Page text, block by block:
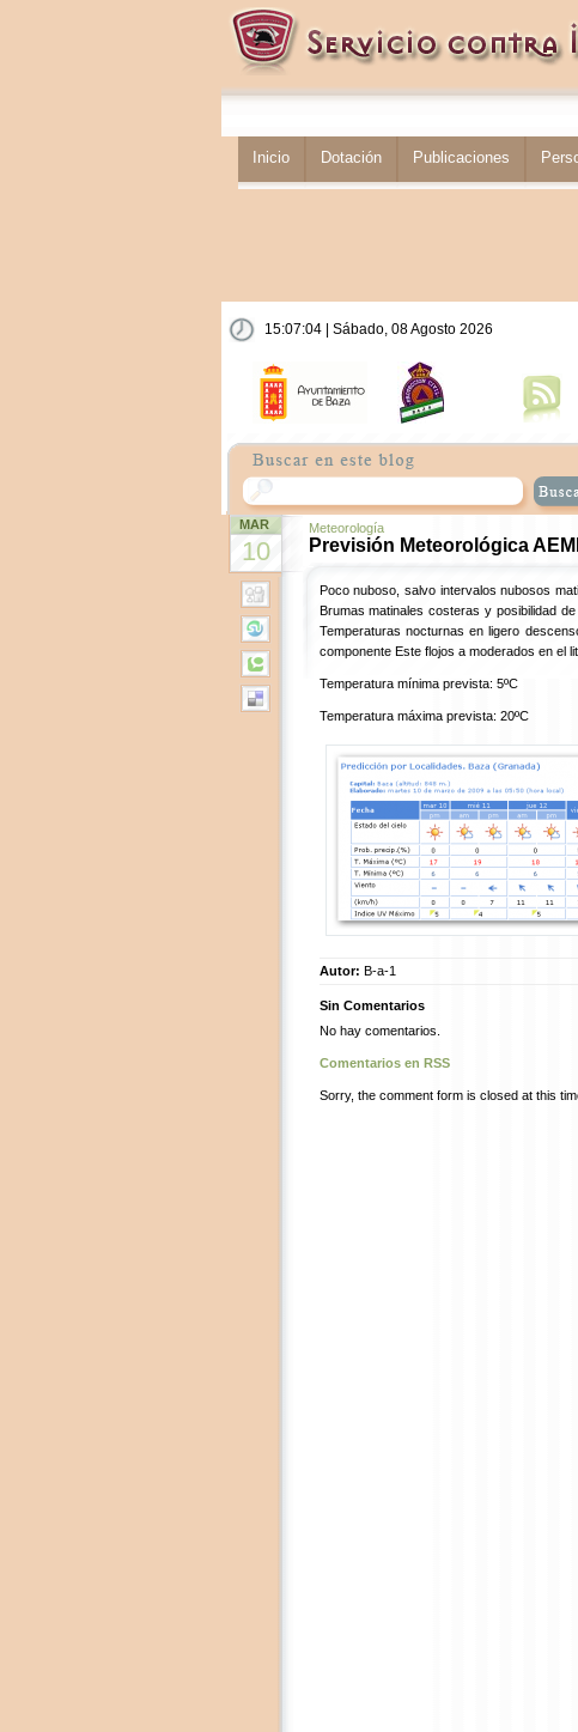
Inicio Dotación Publicaciones
15:07:05 | Sábado, 08 Agosto 2026
MAR
10
Meteorología
Previsión Meteorológica
Poco nuboso, salvo intervalos nubosos
Brumas matinales costeras y posibilidad
Temperaturas nocturnas en ligero
componente Este flojos a moderados en el
Temperatura mínima prevista: 5ºC
Temperatura máxima prevista: 20ºC
Autor: B-a-1
Sin Comentarios
No hay comentarios.
Comentarios en RSS
Sorry, the comment form is closed at this